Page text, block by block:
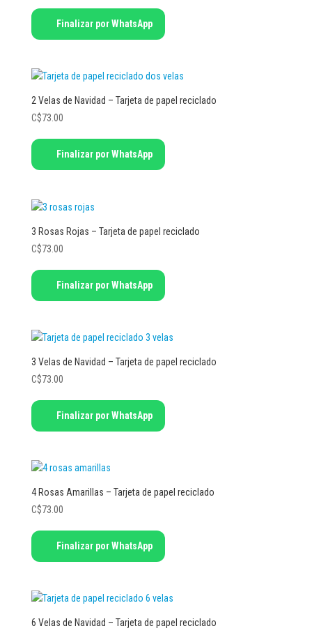
Finalizar por WhatsApp
2 Velas de Navidad – Tarjeta de papel reciclado
C$73.00
Finalizar por WhatsApp
3 Rosas Rojas – Tarjeta de papel reciclado
C$73.00
Finalizar por WhatsApp
3 Velas de Navidad – Tarjeta de papel reciclado
C$73.00
Finalizar por WhatsApp
4 Rosas Amarillas – Tarjeta de papel reciclado
C$73.00
Finalizar por WhatsApp
6 Velas de Navidad – Tarjeta de papel reciclado